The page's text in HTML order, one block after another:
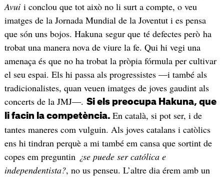
Avuii conclou que tot això no li surt a compte, o veu
imatges de la Jornada Mundial de la Joventut i es pensa
que són uns bojos. Hakuna segur que té defectes però ha
trobat una manera nova de viure la fe. Qui hi vegi una
amenaça és que no ha trobat la pròpia fórmula per cultivar
el seu espai. Els hi passa als progressistes —i també als
tradicionalistes, quan veuen imatges de joves gaudint als
concerts de la JMJ—. Si els preocupa Hakuna, que
li facin la competència. En català, si pot ser, i de
tantes maneres com vulguin. Als joves catalans i catòlics
ens hi tindran perquè a mi també em cansa que sortint de
copes em preguntin ¿se puede ser católica e
independentista?, no us penseu. L’altre dia érem amb un